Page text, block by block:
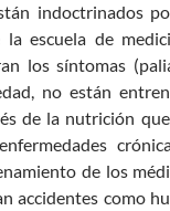
indoctrinados
la escuela de
los síntomas
no están
de la nutrición
de los
accidentes como